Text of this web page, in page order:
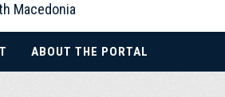
Macedonia
ABOUT THE PORTAL